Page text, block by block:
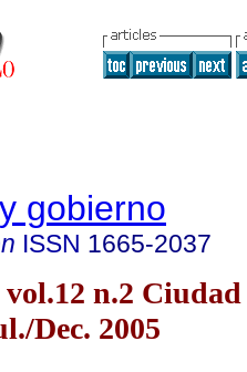
gobierno
ISSN 1665-2037
n.2 Ciudad
Dec. 2005